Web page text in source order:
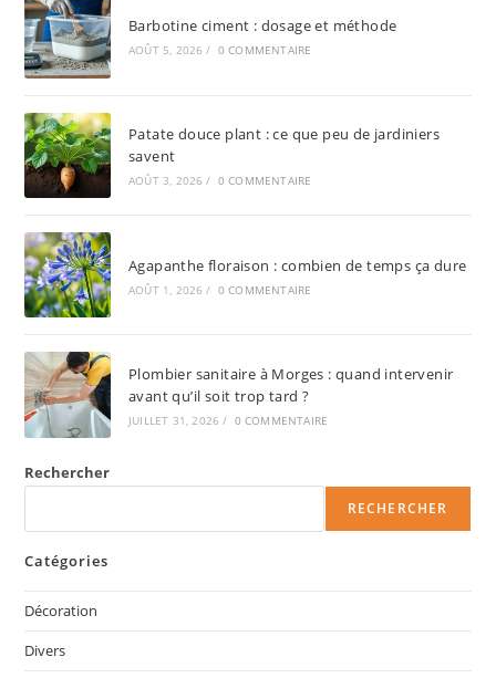
Barbotine ciment : dosage et méthode
AOÛT 5, 2026 / 0 COMMENTAIRE
Patate douce plant : ce que peu de jardiniers
savent
AOÛT 3, 2026 / 0 COMMENTAIRE
Agapanthe floraison : combien de temps ça dure
AOÛT 1, 2026 / 0 COMMENTAIRE
Plombier sanitaire à Morges : quand intervenir
avant qu’il soit trop tard ?
JUILLET 31, 2026 / 0 COMMENTAIRE
Rechercher
RECHERCHER
Catégories
Décoration
Divers